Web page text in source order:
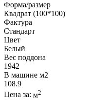
Форма/размер
Квадрат (100*100)
Фактура
Стандарт
Цвет
Белый
Вес поддона
1942
В машине м2
108.9
Цена за: м2